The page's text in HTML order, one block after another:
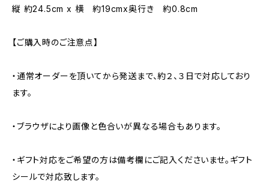
縦 約24.5cm x 横 約19cmx奥行き 約0.8cm
【ご購入時のご注意点】
・通常オーダーを頂いてから発送まで、約２、３日で対応しており
ます。
・ブラウザにより画像と色合いが異なる場合もあります。
・ギフト対応をご希望の方は備考欄にご記入くださいませ。ギフト
シールで対応致します。